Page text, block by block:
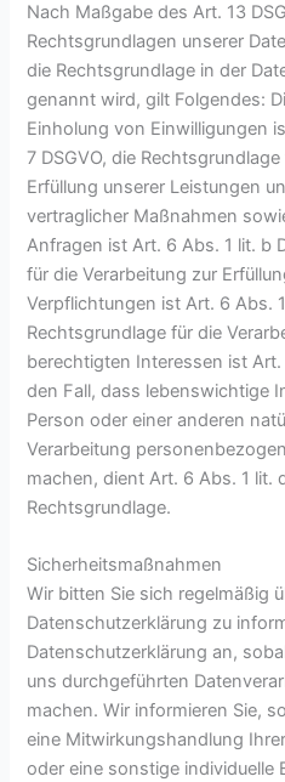
Nach Maßgabe des Art. 13
Rechtsgrundlagen unserer
die Rechtsgrundlage in der
genannt wird, gilt Folgendes:
Einholung von Einwilligungen
7 DSGVO, die
Erfüllung unserer Leistungen
vertraglicher Maßnahmen
Anfragen ist Art. 6 Abs. 1 lit. b
für die Verarbeitung zur
Verpflichtungen ist Art. 6 Abs.
Rechtsgrundlage für die
berechtigten Interessen ist Art.
den Fall, dass lebenswichtige
Person oder einer anderen
Verarbeitung
machen, dient Art. 6 Abs. 1 lit.
Rechtsgrundlage.
Sicherheitsmaßnahmen
Wir bitten Sie sich regelmäßig
Datenschutzerklärung zu
Datenschutzerklärung an,
uns durchgeführten
machen. Wir informieren Sie,
eine Mitwirkungshandlung
oder eine sonstige individuelle